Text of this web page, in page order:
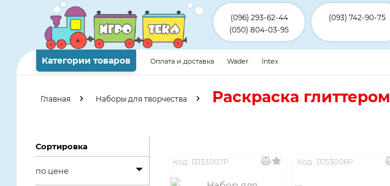
(096) 293-62-44
(050) 804-03-95
(093) 742-90-75
Категории товаров Оплата и доставка Wader Intex
Главная Наборы для творчества Раскраска глиттером
Сортировка
по цене
Код: 13153007Р Код: 13153006Р